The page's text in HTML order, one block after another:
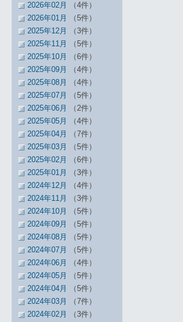
2026年02月
（4件）
2026年01月
（5件）
2025年12月
（3件）
2025年11月
（5件）
2025年10月
（6件）
2025年09月
（4件）
2025年08月
（4件）
2025年07月
（5件）
2025年06月
（2件）
2025年05月
（4件）
2025年04月
（7件）
2025年03月
（5件）
2025年02月
（6件）
2025年01月
（3件）
2024年12月
（4件）
2024年11月
（3件）
2024年10月
（5件）
2024年09月
（5件）
2024年08月
（5件）
2024年07月
（5件）
2024年06月
（4件）
2024年05月
（5件）
2024年04月
（5件）
2024年03月
（7件）
2024年02月
（3件）